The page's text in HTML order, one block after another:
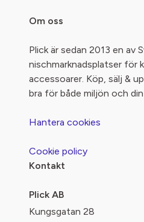
Om oss
Plick är sedan 2013 en av
nischmarknadsplatser för
accessoarer. Köp, sälj &
bra för både miljön och
Hantera cookies
Cookie policy
Kontakt
Plick AB
Kungsgatan 28